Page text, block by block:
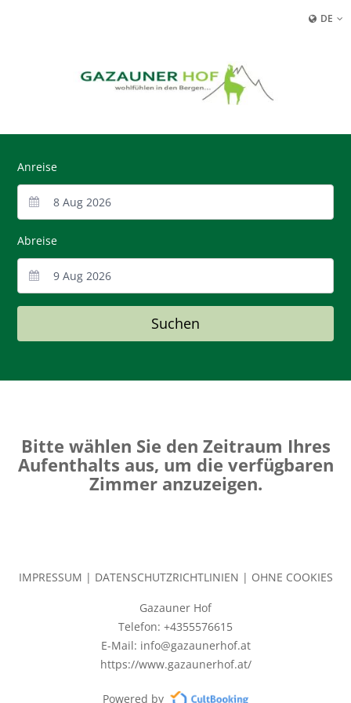
DE
Anreise
Abreise
Bitte wählen Sie den Zeitraum Ihres
Aufenthalts aus, um die verfügbaren
Zimmer anzuzeigen.
IMPRESSUM | DATENSCHUTZRICHTLINIEN | OHNE COOKIES
Gazauner Hof
Telefon: +4355576615
E-Mail: info@gazaunerhof.at
https://www.gazaunerhof.at/
Powered by